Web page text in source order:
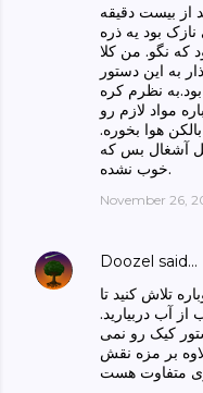
از بیست دقیقه
نازک بود یه ذره
که نگو. من کلا
به این دستور
نظرم کره
مواد لازم رو
هوا بخوره.
آشغال بس که
خوب نشده.
November 26,
Doozel said…
تلاش کنید تا
آب دربیارید.
کیک رو نمی
بر مزه نقش
متفاوت هست